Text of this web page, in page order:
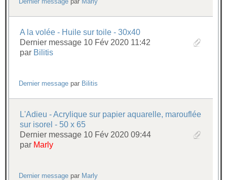
A la volée - Huile sur toile - 30x40
Dernier message 10 Fév 2020 11:42
par Bilitis
Dernier message par Bilitis
L'Adieu - Acrylique sur papier aquarelle, marouflée
sur isorel - 50 x 65
Dernier message 10 Fév 2020 09:44
par Marly
Dernier message par Marly